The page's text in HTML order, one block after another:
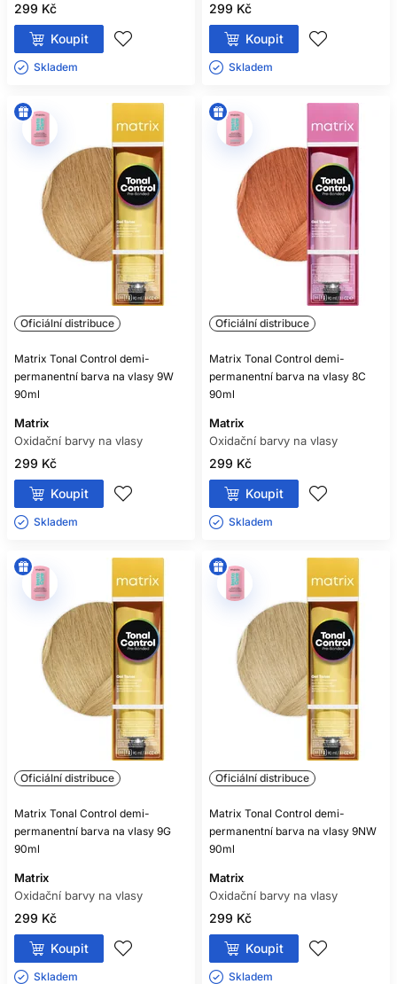
299 Kč
Koupit
Skladem ㅤ
299 Kč
Koupit
Skladem ㅤ
Oficiální distribuce
Matrix Tonal Control demi-
permanentní barva na vlasy 9W
90ml
Matrix
Oxidační barvy na vlasy
299 Kč
Koupit
Skladem ㅤ
Oficiální distribuce
Matrix Tonal Control demi-
permanentní barva na vlasy 8C
90ml
Matrix
Oxidační barvy na vlasy
299 Kč
Koupit
Skladem ㅤ
Oficiální distribuce
Matrix Tonal Control demi-
permanentní barva na vlasy 9G
90ml
Matrix
Oxidační barvy na vlasy
299 Kč
Koupit
Skladem ㅤ
Oficiální distribuce
Matrix Tonal Control demi-
permanentní barva na vlasy 9NW
90ml
Matrix
Oxidační barvy na vlasy
299 Kč
Koupit
Skladem ㅤ